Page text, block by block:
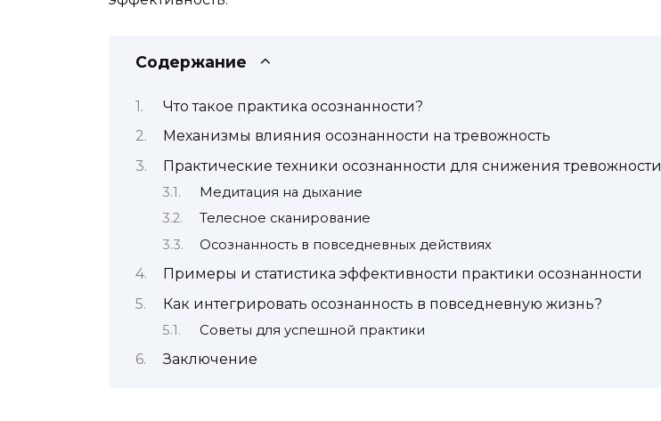
Содержание
Что такое практика осознанности?
Механизмы влияния осознанности на тревожность
Практические техники осознанности для снижения тревожности
Медитация на дыхание
Телесное сканирование
Осознанность в повседневных действиях
Примеры и статистика эффективности практики осознанности
Как интегрировать осознанность в повседневную жизнь?
Советы для успешной практики
Заключение